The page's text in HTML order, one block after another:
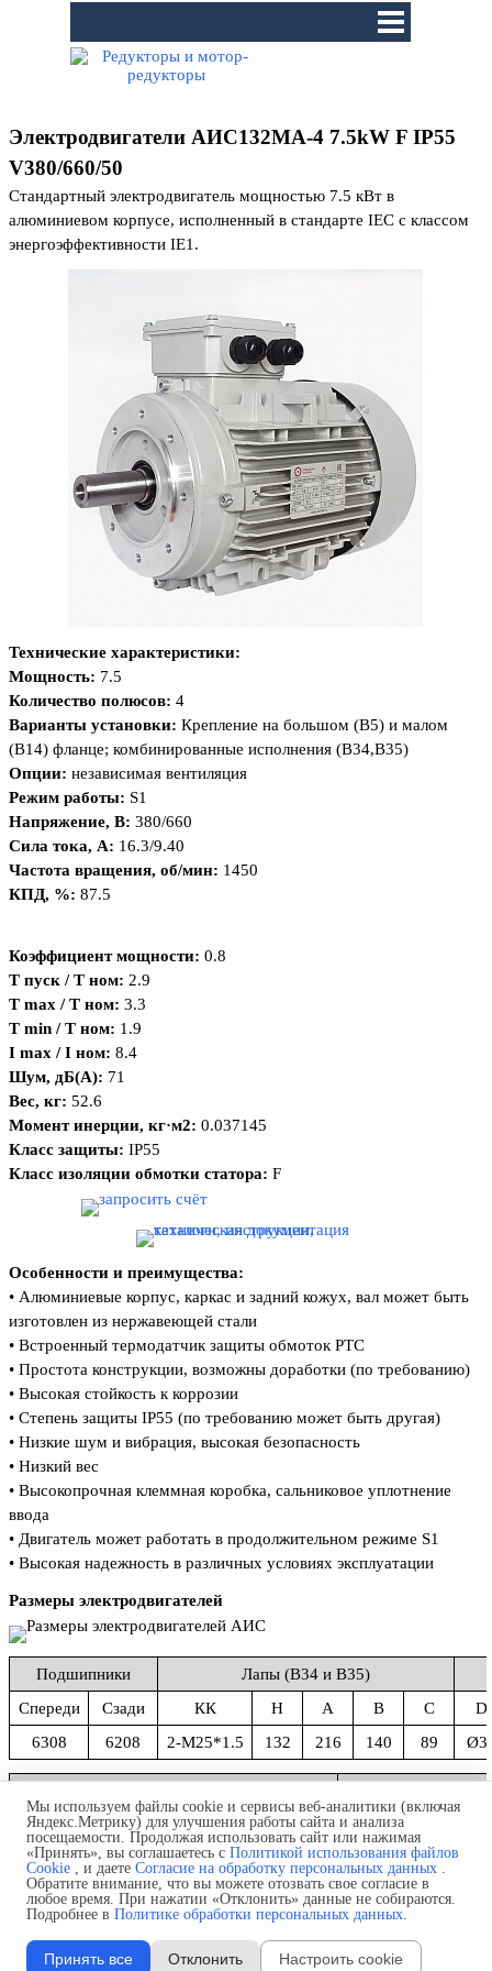
Перейти к контенту
Электродвигатели АИС132MA-4 7.5kW F IP55
V380/660/50
Стандартный электродвигатель мощностью 7.5 кВт в
алюминиевом корпусе, исполненный в стандарте IEC с классом
энергоэффективности IE1.
Технические характеристики:
Мощность: 7.5
Количество полюсов: 4
Варианты установки: Крепление на большом (B5) и малом
(B14) фланце; комбинированные исполнения (B34,B35)
Опции: независимая вентиляция
Режим работы: S1
Напряжение, В: 380/660
Сила тока, А: 16.3/9.40
Частота вращения, об/мин: 1450
КПД, %: 87.5
Коэффициент мощности: 0.8
Т пуск / Т ном: 2.9
Т max / Т ном: 3.3
Т min / Т ном: 1.9
I max / I ном: 8.4
Шум, дБ(А): 71
Вес, кг: 52.6
Момент инерции, кг·м2: 0.037145
Класс защиты: IP55
Класс изоляции обмотки статора: F
Особенности и преимущества:
• Алюминиевые корпус, каркас и задний кожух, вал может быть
изготовлен из нержавеющей стали
• Встроенный термодатчик защиты обмоток PTC
• Простота конструкции, возможны доработки (по требованию)
• Высокая стойкость к коррозии
• Степень защиты IP55 (по требованию может быть другая)
• Низкие шум и вибрация, высокая безопасность
• Низкий вес
• Высокопрочная клеммная коробка, сальниковое уплотнение
ввода
• Двигатель может работать в продолжительном режиме S1
• Высокая надежность в различных условиях эксплуатации
Размеры электродвигателей
Подшипники
Лапы (B34 и B35)
Спереди
Сзади КК H A B C
D
6308
6208 2-M25*1.5 132 216 140 89
N
M P S T R N
Ø230
Ø265 Ø300 Ø15 4 0 Ø130 Ø165
Система обозначений электродвигателей АИС
Мы используем файлы cookie и сервисы веб-аналитики (включая
Яндекс.Метрику) для улучшения работы сайта и анализа
посещаемости. Продолжая использовать сайт или нажимая
«Принять», вы соглашаетесь с Политикой использования файлов
Cookie , и даете Согласие на обработку персональных данных .
Обратите внимание, что вы можете отозвать свое согласие в
любое время. При нажатии «Отклонить» данные не собираются.
Подробнее в Политике обработки персональных данных.
Принять все Отклонить Настроить cookie